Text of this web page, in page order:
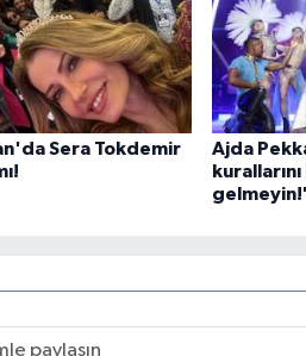
Sera Tokdemir
Ajda